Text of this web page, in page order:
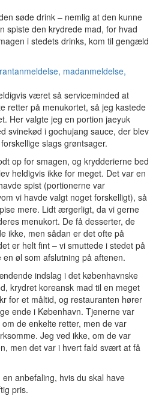
søde drink – nemlig at den kunne
spiste den krydrede mad, for hvad
i stedets drinks, kom til gengæld
været så serviceminded at
retter på menukortet, så jeg kastede
Her valgte jeg en portion jaeyuk
svinekød i gochujang sauce, der blev
slags grøntsager.
op for smagen, og krydderierne bed
heldigvis ikke for meget. Det var en
spist (portionerne var
vi havde valgt noget forskelligt), så
mere. Lidt ærgerligt, da vi gerne
menukort. De få desserter, de
ikke, men sådan er det ofte på
er helt fint – vi smuttede i stedet på
en øl som afslutning på aftenen.
indslag i det københavnske
krydret koreansk mad til en meget
for et måltid, og restauranten hører
ende i København. Tjenerne var
de enkelte retter, men de var
Jeg ved ikke, om de var
men det var i hvert fald svært at få
anbefaling, hvis du skal have
pris.